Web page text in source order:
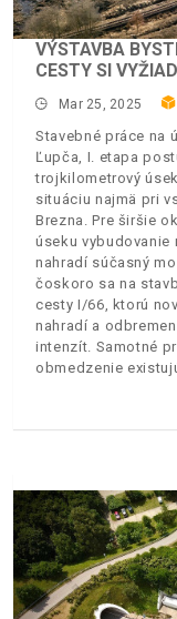
VÝSTAVBA
CESTY SI
Mar 25, 2025
Stavebné práce na
Ľupča, I. etapa
trojkilometrový
situáciu najmä pri
Brezna. Pre širšie
úseku vybudovanie
nahradí súčasný
čoskoro sa na
cesty I/66, ktorú
nahradí a
intenzít. Samotné
obmedzenie